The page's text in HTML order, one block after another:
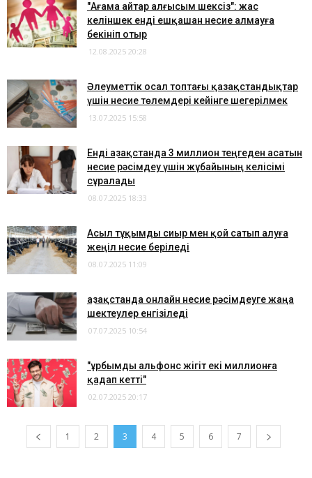
"Ағама айтар алғысым шексіз": жас
келіншек енді ешқашан несие алмауға
бекініп отыр
12.08.2025 20:28
Әлеуметтік осал топтағы қазақстандықтар
үшін несие төлемдері кейінге шегерілмек
13.07.2025 15:58
Енді Қазақстанда 3 миллион теңгеден асатын
несие рәсімдеу үшін жұбайының келісімі
сұралады
08.07.2025 18:33
Асыл тұқымды сиыр мен қой сатып алуға
жеңіл несие беріледі
08.07.2025 11:09
Қазақстанда онлайн несие рәсімдеуге жаңа
шектеулер енгізіледі
07.07.2025 10:54
"Құрбымды альфонс жігіт екі миллионға
қадап кетті"
02.07.2025 20:17
1 2 3 4 5 6 7